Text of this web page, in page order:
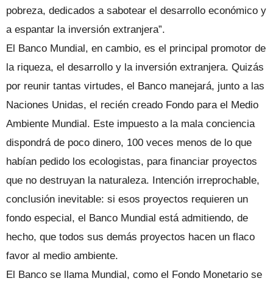
pobreza, dedicados a sabotear el desarrollo económico y
a espantar la inversión extranjera”.
El Banco Mundial, en cambio, es el principal promotor de
la riqueza, el desarrollo y la inversión extranjera. Quizás
por reunir tantas virtudes, el Banco manejará, junto a las
Naciones Unidas, el recién creado Fondo para el Medio
Ambiente Mundial. Este impuesto a la mala conciencia
dispondrá de poco dinero, 100 veces menos de lo que
habían pedido los ecologistas, para financiar proyectos
que no destruyan la naturaleza. Intención irreprochable,
conclusión inevitable: si esos proyectos requieren un
fondo especial, el Banco Mundial está admitiendo, de
hecho, que todos sus demás proyectos hacen un flaco
favor al medio ambiente.
El Banco se llama Mundial, como el Fondo Monetario se